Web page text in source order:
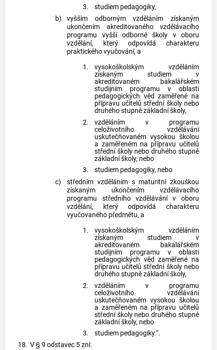
3.
studiem pedagogiky,
b)
vyšším odborným vzděláním získaným
ukončením akreditovaného vzdělávacího
programu vyšší odborné školy v oboru
vzdělání, který odpovídá charakteru
praktického vyučování, a
1.
vysokoškolským vzděláním
získaným studiem v
akreditovaném bakalářském
studijním programu v oblasti
pedagogických věd zaměřené na
přípravu učitelů střední školy nebo
druhého stupně základní školy,
2.
vzděláním v programu
celoživotního vzdělávání
uskutečňovaném vysokou školou
a zaměřeném na přípravu učitelů
střední školy nebo druhého stupně
základní školy, nebo
3.
studiem pedagogiky, nebo
c)
středním vzděláním s maturitní zkouškou
získaným ukončením vzdělávacího
programu středního vzdělávání v oboru
vzdělání, který odpovídá charakteru
vyučovaného předmětu, a
1.
vysokoškolským vzděláním
získaným studiem v
akreditovaném bakalářském
studijním programu v oblasti
pedagogických věd zaměřené na
přípravu učitelů střední školy nebo
druhého stupně základní školy,
2.
vzděláním v programu
celoživotního vzdělávání
uskutečňovaném vysokou školou
a zaměřeném na přípravu učitelů
střední školy nebo druhého stupně
základní školy, nebo
3.
studiem pedagogiky.“.
18. V § 9 odstavec 5 zní: